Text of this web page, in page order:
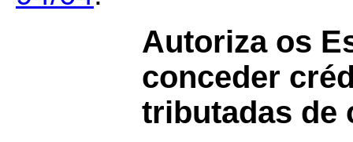
Autoriza os
conceder
tributadas de